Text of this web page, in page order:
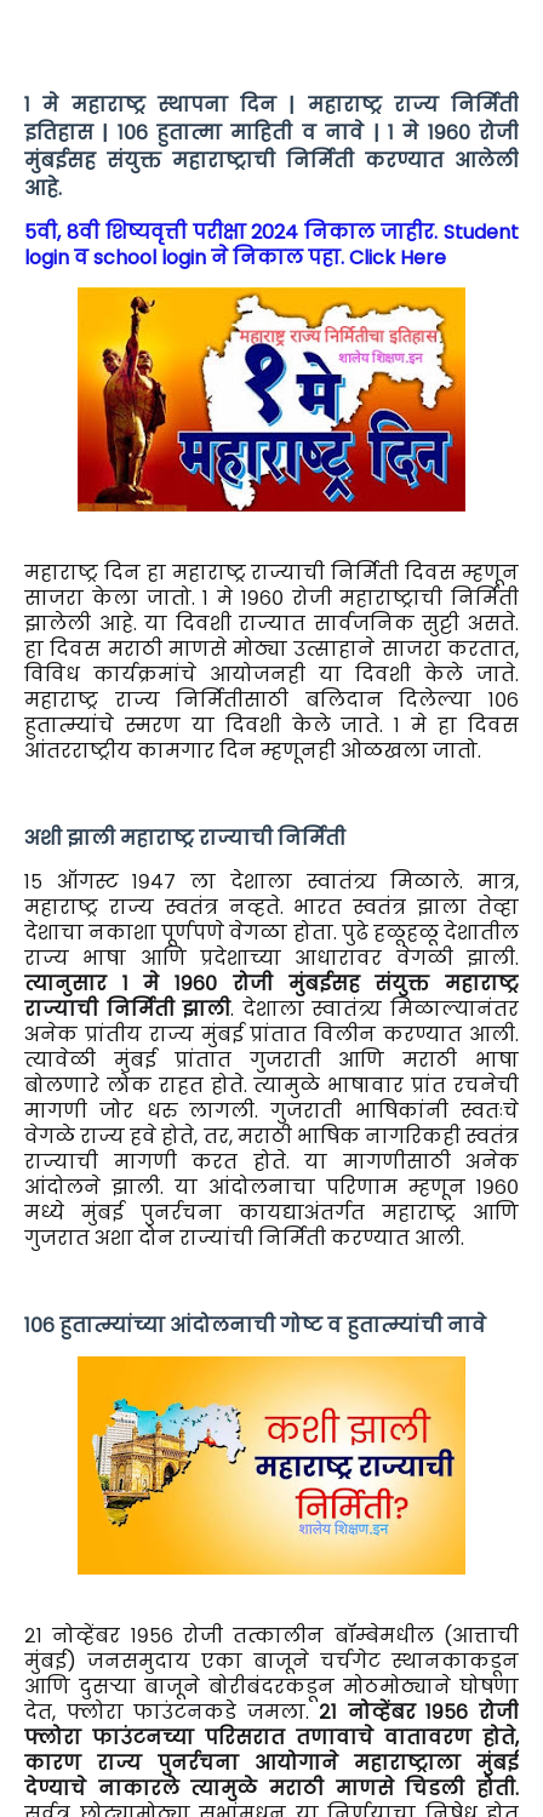
१ मे महाराष्ट्र स्थापना दिन | महाराष्ट्र राज्य निर्मिती
इतिहास | १०६ हुतात्मा माहिती व नावे | १ मे १९६० रोजी
मुंबईसह संयुक्त महाराष्ट्राची निर्मिती करण्यात आलेली
आहे.
5वी, 8वी शिष्यवृत्ती परीक्षा 2024 निकाल जाहीर. Student
login व school login ने निकाल पहा. Click Here
महाराष्ट्र दिन हा महाराष्ट्र राज्याची निर्मिती दिवस म्हणून
साजरा केला जातो. १ मे १९६० रोजी महाराष्ट्राची निर्मिती
झालेली आहे. या दिवशी राज्यात सार्वजनिक सुट्टी असते.
हा दिवस मराठी माणसे मोठ्या उत्साहाने साजरा करतात,
विविध कार्यक्रमांचे आयोजनही या दिवशी केले जाते.
महाराष्ट्र राज्य निर्मितीसाठी बलिदान दिलेल्या १०६
हुतात्म्यांचे स्मरण या दिवशी केले जाते. १ मे हा दिवस
आंतरराष्ट्रीय कामगार दिन म्हणूनही ओळखला जातो.
अशी झाली महाराष्ट्र राज्याची निर्मिती
१५ ऑगस्ट १९४७ ला देशाला स्वातंत्र्य मिळाले. मात्र,
महाराष्ट्र राज्य स्वतंत्र नव्हते. भारत स्वतंत्र झाला तेव्हा
देशाचा नकाशा पूर्णपणे वेगळा होता. पुढे हळूहळू देशातील
राज्य भाषा आणि प्रदेशाच्या आधारावर वेगळी झाली.
त्यानुसार १ मे १९६० रोजी मुंबईसह संयुक्त महाराष्ट्र
राज्याची निर्मिती झाली. देशाला स्वातंत्र्य मिळाल्यानंतर
अनेक प्रांतीय राज्य मुंबई प्रांतात विलीन करण्यात आली.
त्यावेळी मुंबई प्रांतात गुजराती आणि मराठी भाषा
बोलणारे लोक राहत होते. त्यामुळे भाषावार प्रांत रचनेची
मागणी जोर धरु लागली. गुजराती भाषिकांनी स्वतःचे
वेगळे राज्य हवे होते, तर, मराठी भाषिक नागरिकही स्वतंत्र
राज्याची मागणी करत होते. या मागणीसाठी अनेक
आंदोलने झाली. या आंदोलनाचा परिणाम म्हणून १९६०
मध्ये मुंबई पुनर्रचना कायद्याअंतर्गत महाराष्ट्र आणि
गुजरात अशा दोन राज्यांची निर्मिती करण्यात आली.
१०६ हुतात्म्यांच्या आंदोलनाची गोष्ट व हुतात्म्यांची नावे
२१ नोव्हेंबर १९५६ रोजी तत्कालीन बॉम्बेमधील (आत्ताची
मुंबई) जनसमुदाय एका बाजूने चर्चगेट स्थानकाकडून
आणि दुसऱ्या बाजूने बोरीबंदरकडून मोठमोठ्याने घोषणा
देत, फ्लोरा फाउंटनकडे जमला. २१ नोव्हेंबर १९५६ रोजी
फ्लोरा फाउंटनच्या परिसरात तणावाचे वातावरण होते,
कारण राज्य पुनर्रचना आयोगाने महाराष्ट्राला मुंबई
देण्याचे नाकारले त्यामुळे मराठी माणसे चिडली होती.